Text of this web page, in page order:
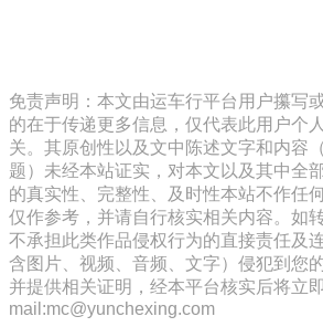
免责声明：本文由运车行平台用户攥写
的在于传递更多信息，仅代表此用户个
关。其原创性以及文中陈述文字和内容
题）未经本站证实，对本文以及其中全
的真实性、完整性、及时性本站不作任
仅作参考，并请自行核实相关内容。如
不承担此类作品侵权行为的直接责任及
含图片、视频、音频、文字）侵犯到您
并提供相关证明，经本平台核实后将立
mail:mc@yunchexing.com